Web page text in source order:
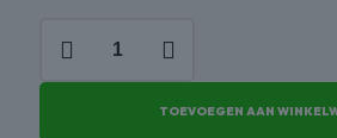
aantal
TOEVOEGEN AAN